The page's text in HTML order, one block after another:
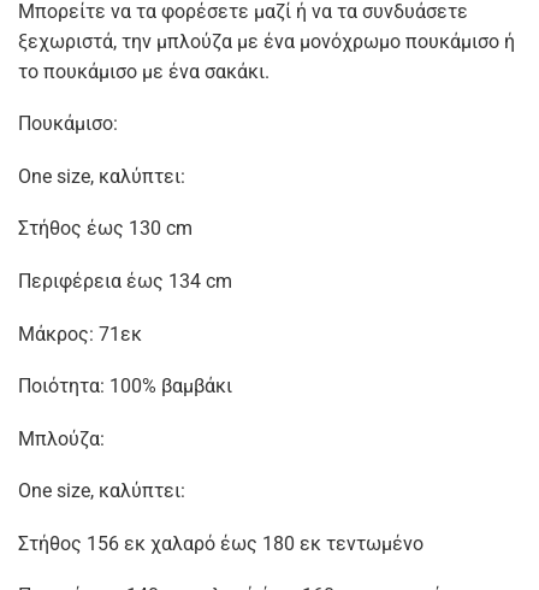
Μπορείτε να τα φορέσετε μαζί ή να τα συνδυάσετε
ξεχωριστά, την μπλούζα με ένα μονόχρωμο πουκάμισο ή
το πουκάμισο με ένα σακάκι.
Πουκάμισο:
One size, καλύπτει:
Στήθος έως 130 cm
Περιφέρεια έως 134 cm
Μάκρος: 71εκ
Ποιότητα: 100% βαμβάκι
Μπλούζα:
One size, καλύπτει:
Στήθος 156 εκ χαλαρό έως 180 εκ τεντωμένο